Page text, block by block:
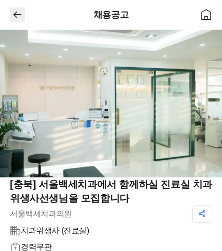
채용공고
[충북] 서울백세치과에서 함께하실 진료실 치과
위생사선생님을 모집합니다
서울백세치과의원
치과위생사 (진료실)
경력무관